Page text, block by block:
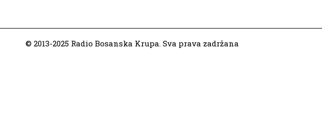
© 2013-2025 Radio Bosanska Krupa. Sva prava zadržana